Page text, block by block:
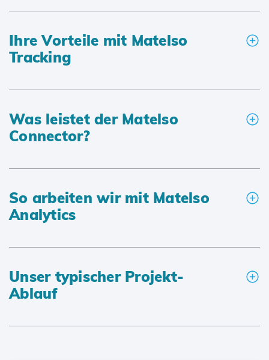
Ihre Vorteile mit Matelso
Tracking
Was leistet der Matelso
Connector?
So arbeiten wir mit Matelso
Analytics
Unser typischer Projekt-
Ablauf